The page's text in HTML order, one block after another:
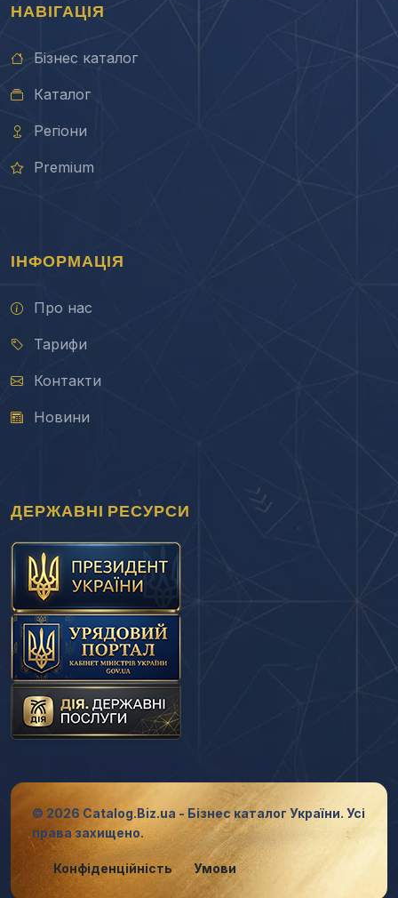
НАВІГАЦІЯ
Бізнес каталог
Каталог
Регіони
Premium
ІНФОРМАЦІЯ
Про нас
Тарифи
Контакти
Новини
ДЕРЖАВНІ РЕСУРСИ
© 2026 Catalog.Biz.ua - Бізнес каталог України. Усі
права захищено.
Конфіденційність Умови